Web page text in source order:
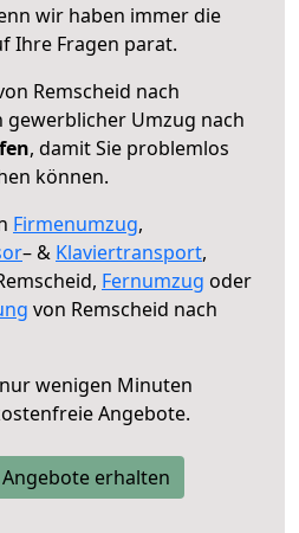
wir haben immer die
Ihre Fragen parat.
Remscheid nach
gewerblicher Umzug nach
, damit Sie problemlos
können.
Firmenumzug,
– & Klaviertransport,
Fernumzug oder
von Remscheid nach
wenigen Minuten
Angebote.
erhalten